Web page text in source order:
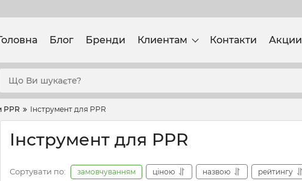
Блог Бренди Клиентам Контакти Акции
PPR Інструмент для PPR
Інструмент для PPR
Сортувати по: замовчуванням ціною назвою рейтингу